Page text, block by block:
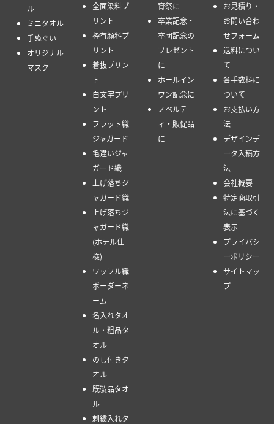
ル
ミニタオル
手ぬぐい
オリジナル
マスク
全面染料プ
リント
枠有顔料プ
リント
着抜プリン
ト
白文字プリ
ント
フラット織
ジャガード
毛違いジャ
ガード織
上げ落ちジ
ャガード織
上げ落ちジ
ャガード織
(ホテル仕
様)
ワッフル織
ボーダーネ
ーム
名入れタオ
ル・粗品タ
オル
のし付きタ
オル
既製品タオ
ル
刺繍入れタ
育祭に
卒業記念・
卒団記念の
プレゼント
に
ホールイン
ワン記念に
ノベルテ
ィ・販促品
に
お見積り・
お問い合わ
せフォーム
送料につい
て
各手数料に
ついて
お支払い方
法
デザインデ
ータ入稿方
法
会社概要
特定商取引
法に基づく
表示
プライバシ
ーポリシー
サイトマッ
プ